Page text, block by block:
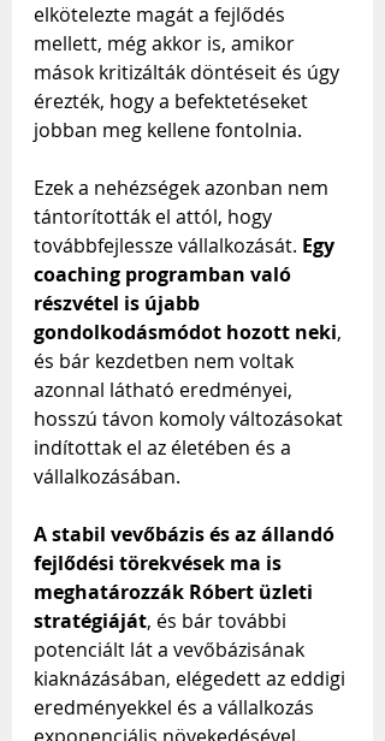
elkötelezte magát a fejlődés
mellett, még akkor is, amikor
mások kritizálták döntéseit és úgy
érezték, hogy a befektetéseket
jobban meg kellene fontolnia.
Ezek a nehézségek azonban nem
tántorították el attól, hogy
továbbfejlessze vállalkozását. Egy
coaching programban való
részvétel is újabb
gondolkodásmódot hozott neki,
és bár kezdetben nem voltak
azonnal látható eredményei,
hosszú távon komoly változásokat
indítottak el az életében és a
vállalkozásában.
A stabil vevőbázis és az állandó
fejlődési törekvések ma is
meghatározzák Róbert üzleti
stratégiáját, és bár további
potenciált lát a vevőbázisának
kiaknázásában, elégedett az eddigi
eredményekkel és a vállalkozás